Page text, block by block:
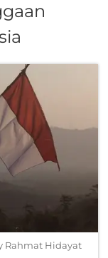
Rahmat Hidayat